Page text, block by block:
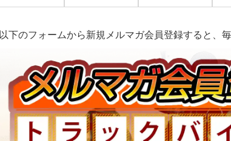
以下のフォームから新規メルマガ会員登録すると、